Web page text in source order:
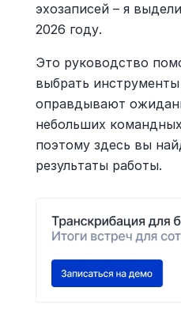
эхозаписей – я
2026 году.
Это руководство
выбрать
оправдывают
небольших
поэтому здесь вы
результаты работы.